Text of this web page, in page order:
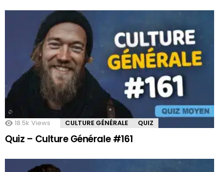
18.5k Views CULTURE GÉNÉRALE QUIZ
Quiz – Culture Générale #161